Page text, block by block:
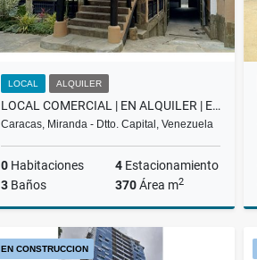
LOCAL ALQUILER
LOCAL COMERCIAL | EN ALQUILER | EL HATILLO PUEBLO |REF.3.000$ RH
Caracas, Miranda - Dtto. Capital, Venezuela
0 Habitaciones 4 Estacionamiento
3 Baños 370Área m2
US$3,000
EN CONSTRUCCION